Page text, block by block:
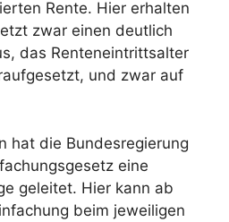
Rente. Hier erhalten
zwar einen deutlich
das Renteneintrittsalter
und zwar auf
hat die Bundesregierung
eine
geleitet. Hier kann ab
beim jeweiligen